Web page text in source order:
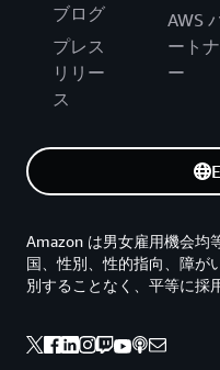
ブログ
プレス
リリー
ス
AWS
ートナ
ー
Amazon は男女雇用機会均
国、性別、性的指向、障が
別することなく、平等に採